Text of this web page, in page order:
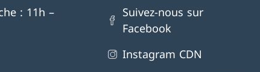
: 11h –
Suivez-nous sur
Facebook
Instagram CDN